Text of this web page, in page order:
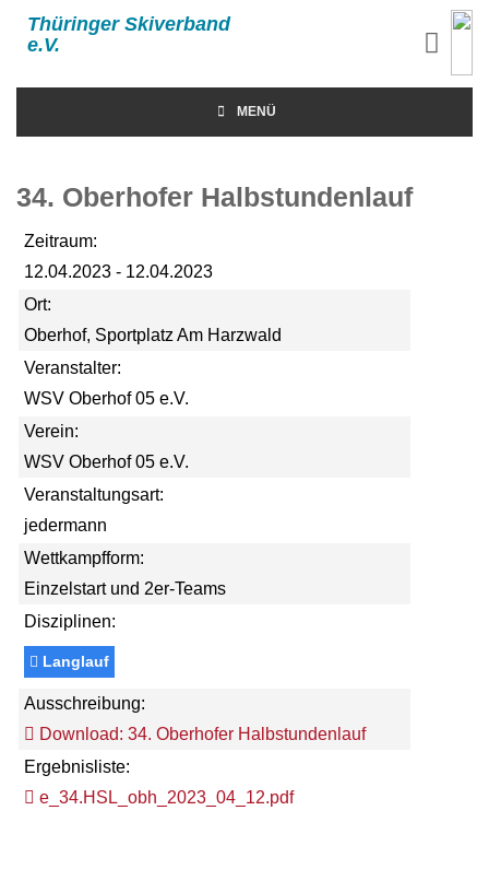
Thüringer Skiverband
e.V.
MENÜ
34. Oberhofer Halbstundenlauf
Zeitraum:
12.04.2023 - 12.04.2023
Ort:
Oberhof, Sportplatz Am Harzwald
Veranstalter:
WSV Oberhof 05 e.V.
Verein:
WSV Oberhof 05 e.V.
Veranstaltungsart:
jedermann
Wettkampfform:
Einzelstart und 2er-Teams
Disziplinen:
Langlauf
Ausschreibung:
Download: 34. Oberhofer Halbstundenlauf
Ergebnisliste:
e_34.HSL_obh_2023_04_12.pdf